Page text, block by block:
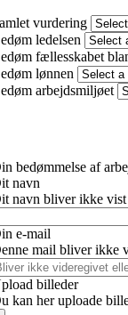
vurdering
ledelsen
fællesskabet
lønnen
arbejdsmiljøet
bedømmelse af
navn
navn bliver ikke vist
e-mail
mail bliver ikke
billeder
kan her uploade